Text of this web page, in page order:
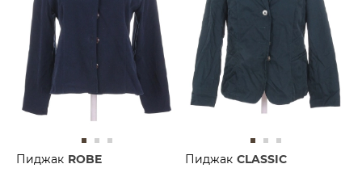
Пиджак ROBE Пиджак CLASSIC